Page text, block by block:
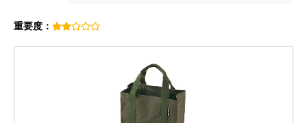
重要度：